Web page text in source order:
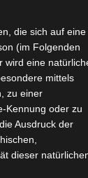
die sich auf eine
(im Folgenden
wird eine
mittels
zu einer
Kennung oder zu
Ausdruck der
dieser